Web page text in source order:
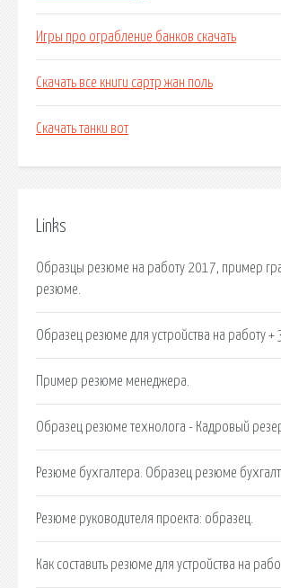
Игры про ограбление банков скачать
Скачать все книги сартр жан поль
Скачать танки вот
Links
Образцы резюме на работу 2017, пример
резюме.
Образец резюме для устройства на работу +
Пример резюме менеджера.
Образец резюме технолога - Кадровый
Резюме бухгалтера. Образец резюме
Резюме руководителя проекта: образец.
Как составить резюме для устройства на